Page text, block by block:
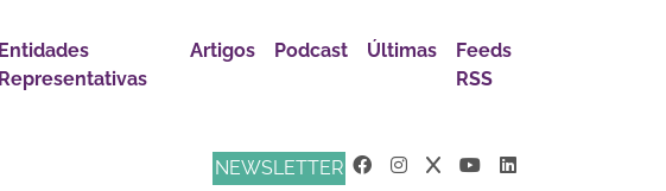
Entidades
Representativas
Artigos Podcast Últimas
Feeds
RSS
NEWSLETTER